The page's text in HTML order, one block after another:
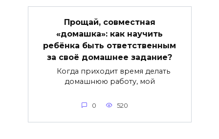
Прощай, совместная
«домашка»: как научить
ребёнка быть ответственным
за своё домашнее задание?
Когда приходит время делать
домашнюю работу, мой
0 520